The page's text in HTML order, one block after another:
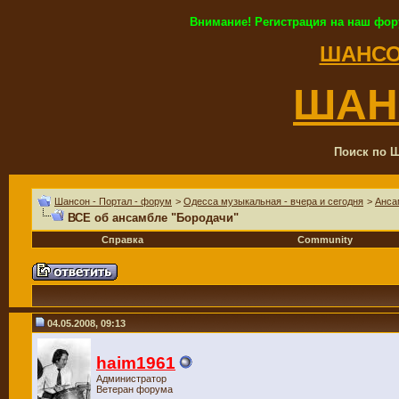
Внимание! Регистрация на наш
Поиск по
Шансон - Портал - форум > Одесса музыкальная - вчера и сегодня >
ВСЕ об ансамбле "Бородачи"
Справка Community
04.05.2008, 09:13
haim1961
Администратор
Ветеран форума